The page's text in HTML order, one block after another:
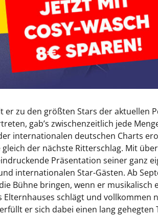
er zu den größten Stars der aktuellen
gab’s zwischenzeitlich jede
internationalen deutschen Charts
der nächste Ritterschlag. Mit
Präsentation seiner ganz
internationalen Star-Gästen. Ab
Bühne bringen, wenn er musikalisch
schlägt und vollkommen
er sich dabei einen lang gehegten